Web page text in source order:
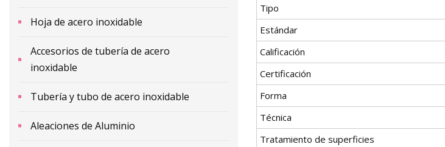
Hoja de acero inoxidable
Accesorios de tubería de acero
inoxidable
Tubería y tubo de acero inoxidable
Aleaciones de Aluminio
Tipo
Estándar
Calificación
Certificación
Forma
Técnica
Tratamiento de superficies